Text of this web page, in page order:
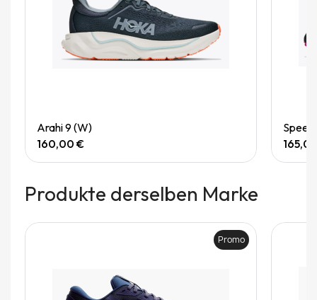
Arahi 9 (W)
160,00 €
Produkte derselben Marke
Promo